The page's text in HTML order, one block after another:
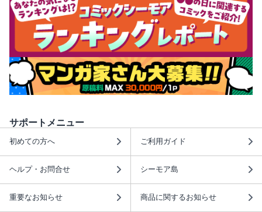
サポートメニュー
初めての方へ ご利用ガイド
ヘルプ・お問合せ シーモア島
重要なお知らせ 商品に関するお知らせ